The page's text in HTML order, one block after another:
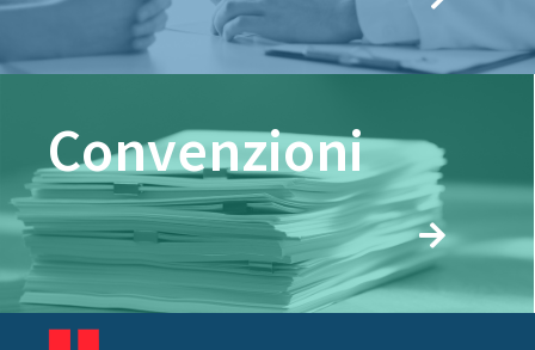
Convenzioni